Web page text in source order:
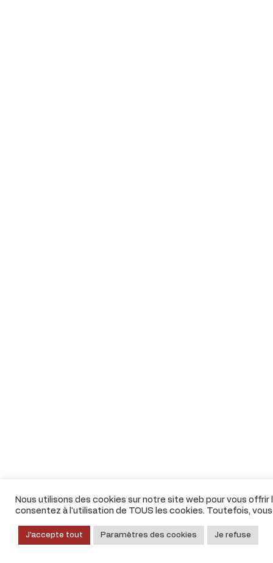
Nous utilisons des cookies sur notre site web pour vous
consentez à l'utilisation de TOUS les cookies. Toutefois,
J'accepte tout Paramètres des cookies Je refuse